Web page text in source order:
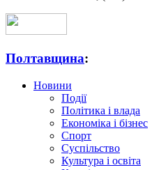
Полтавщина:
Новини
Події
Політика і влада
Економіка і бізнес
Спорт
Суспільство
Культура і освіта